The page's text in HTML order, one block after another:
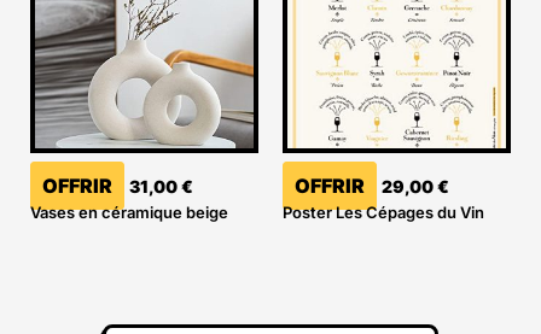
OFFRIR 31,00€
Vases en céramique beige
OFFRIR 29,00€
Poster Les Cépages du Vin